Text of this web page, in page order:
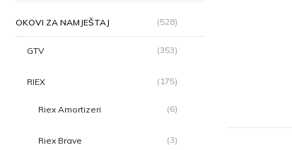
OKOVI ZA NAMJEŠTAJ (528)
GTV (353)
RIEX (175)
Riex Amortizeri (6)
Riex Brave (3)